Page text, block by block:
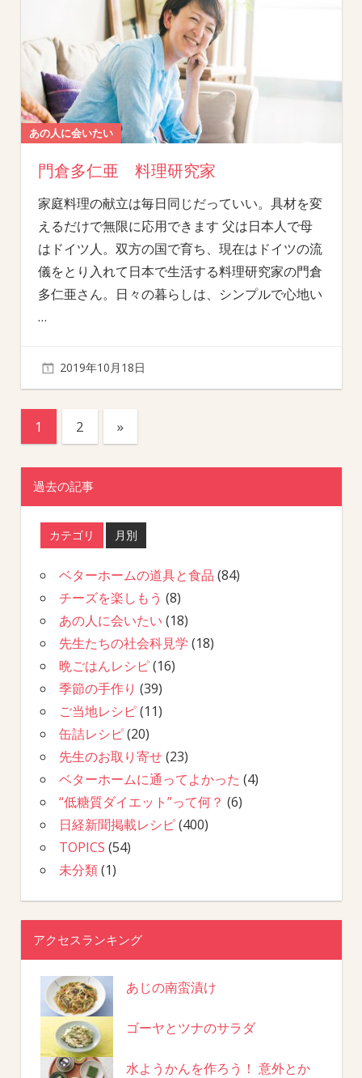
あの人に会いたい
門倉多仁亜 料理研究家
家庭料理の献立は毎日同じだっていい。具材を変
えるだけで無限に応用できます 父は日本人で母
はドイツ人。双方の国で育ち、現在はドイツの流
儀をとり入れて日本で生活する料理研究家の門倉
多仁亜さん。日々の暮らしは、シンプルで心地い
…
2019年10月18日
投
稿
の
ー
ジ
送
り
1 2
Next
Posts
»
過去の記事
カテゴリ 月別
ベターホームの道具と食品 (84)
チーズを楽しもう (8)
あの人に会いたい (18)
先生たちの社会科見学 (18)
晩ごはんレシピ(16)
季節の手作り (39)
ご当地レシピ(11)
缶詰レシピ(20)
先生のお取り寄せ(23)
ベターホームに通ってよかった (4)
“低糖質ダイエット”って何？ (6)
日経新聞掲載レシピ(400)
TOPICS (54)
未分類(1)
アクセスランキング
あじの南蛮漬け
ゴーヤとツナのサラダ
水ようかんを作ろう！ 意外とか